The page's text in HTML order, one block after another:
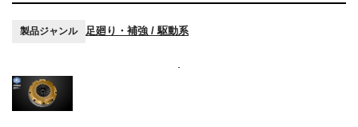
製品ジャンル 足廻り・補強 / 駆動系